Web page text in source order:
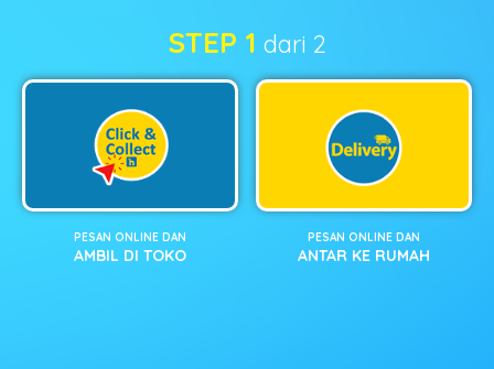
STEP 1 dari 2
PESAN ONLINE DAN
AMBIL DI TOKO
PESAN ONLINE DAN
ANTAR KE RUMAH